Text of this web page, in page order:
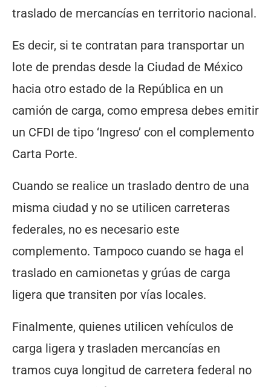
traslado de mercancías en territorio nacional.
Es decir, si te contratan para transportar un
lote de prendas desde la Ciudad de México
hacia otro estado de la República en un
camión de carga, como empresa debes emitir
un CFDI de tipo ‘Ingreso’ con el complemento
Carta Porte.
Cuando se realice un traslado dentro de una
misma ciudad y no se utilicen carreteras
federales, no es necesario este
complemento. Tampoco cuando se haga el
traslado en camionetas y grúas de carga
ligera que transiten por vías locales.
Finalmente, quienes utilicen vehículos de
carga ligera y trasladen mercancías en
tramos cuya longitud de carretera federal no